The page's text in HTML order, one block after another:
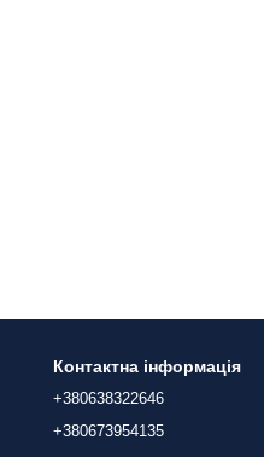
Контактна інформація
+380638322646
+380673954135